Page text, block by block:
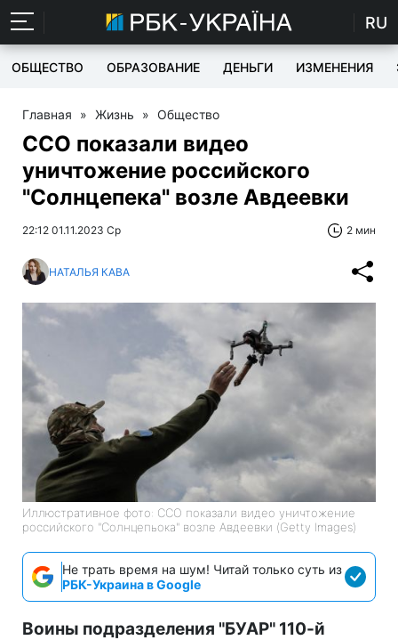
RU
ОБЩЕСТВО ОБРАЗОВАНИЕ ДЕНЬГИ ИЗМЕНЕНИЯ
Главная » Жизнь » Общество
ССО показали видео
уничтожение российского
"Солнцепека" возле Авдеевки
22:12 01.11.2023 Ср 2 мин
НАТАЛЬЯ КАВА
Иллюстративное фото: ССО показали видео уничтожение
российского "Солнцепьока" возле Авдеевки (Getty Images)
Не трать время на шум! Читай только суть из
РБК-Украина в Google
Воины подразделения "БУАР" 110-й